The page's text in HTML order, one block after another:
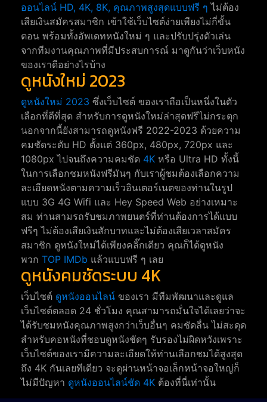
ออนไลน์ HD, 4K, 8K, คุณภาพสูงสุดแบบฟรี ๆ ไม่ต้อง
เสียเงินสมัครสมาชิก เข้าใช้เว็บไซต์ง่ายเพียงไม่กี่ขั้น
ตอน พร้อมทั้งอัพเดทหนังใหม่ ๆ และปรับปรุ่งตัวเล่น
จากทีมงานคุณภาพที่มีประสบการณ์ มาดูกันว่าเว็บหนัง
ของเราดีอย่างไรบ้าง
ดูหนังใหม่ 2023
ดูหนังใหม่ 2023 ซึ่งเว็บไซต์ ของเราถือเป็นหนึ่งในตัว
เลือกที่ดีที่สุด สำหรับการดูหนังใหม่ล่าสุดฟรีไม่กระตุก
นอกจากนี้ยังสามารถดูหนังฟรี 2022-2023 ด้วยความ
คมชัดระดับ HD ตั้งแต่ 360px, 480px, 720px และ
1080px ไปจนถึงความคมชัด 4K หรือ Ultra HD ทั้งนี้
ในการเลือกชมหนังฟรีมันๆ กับเราผู้ชมต้องเลือกความ
ละเอียดหนังตามความเร็วอินเตอร์เนตของท่านในรูป
แบบ 3G 4G Wifi และ Hey Speed Web อย่างเหมาะ
สม ท่านสามรถรับชมภาพยนตร์ที่ท่านต้องการได้แบบ
ฟรีๆ ไม่ต้องเสียเงินสักบาทและไม่ต้องเสียเวลาสมัคร
สมาชิก ดูหนังใหม่ได้เพียงคลิ๊กเดียว คุณก็ได้ดูหนัง
พวก TOP IMDb แล้วแบบฟรี ๆ เลย
ดูหนังคมชัดระบบ 4K
เว็บไซต์ ดูหนังออนไลน์ ของเรา มีทีมพัฒนาและดูแล
เว็บไซต์ตลอด 24 ชั่วโมง คุณสามารถมั่นใจได้เลยว่าจะ
ได้รับชมหนังคุณภาพสูงกว่าเว็บอื่นๆ คมชัดลื่น ไม่สะดุด
สำหรับคอหนังที่ชอบดูหนังชัดๆ รับรองไม่ผิดหวังเพราะ
เว็บไซต์ของเรามีความละเอียดให้ท่านเลือกชมได้สูงสุด
ถึง 4K กันเลยทีเดียว จะดูผ่านหน้าจอเล็กหน้าจอใหญ่ก็
ไม่มีปัญหา ดูหนังออนไลน์ชัด 4K ต้องที่นี่เท่านั้น